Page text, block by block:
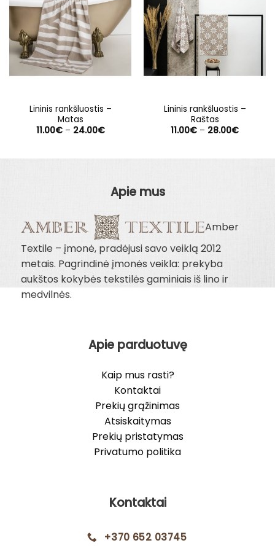
Lininis rankšluostis –
Matas
11.00€ – 24.00€Price
Lininis rankšluostis –
Raštas
11.00€ – 28.00€Price
Apie mus
Amber
Textile – įmonė, pradėjusi savo veiklą 2012
metais. Pagrindinė įmonės veikla: prekyba
aukštos kokybės tekstilės gaminiais iš lino ir
medvilnės.
Apie parduotuvę
Kaip mus rasti?
Kontaktai
Prekių grąžinimas
Atsiskaitymas
Prekių pristatymas
Privatumo politika
Kontaktai
+370 652 03745